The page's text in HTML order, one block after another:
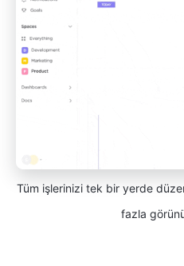
Tüm işlerinizi tek bir yerde
fazla